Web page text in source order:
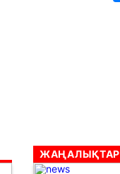
ЖАҢАЛЫҚТАР